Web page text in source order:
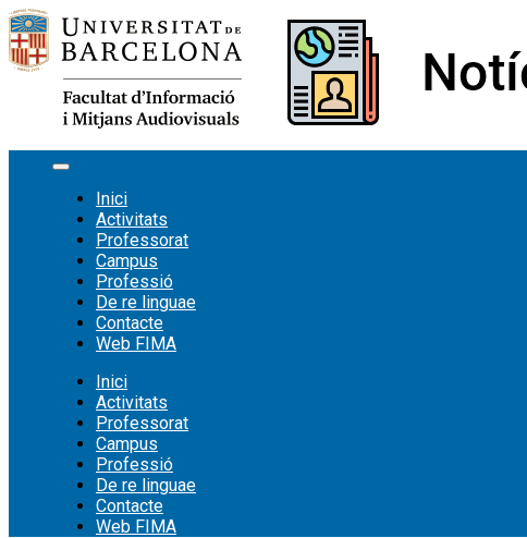
Vés
al
contingut
Inici
Activitats
Professorat
Campus
Professió
De re linguae
Contacte
Web FIMA
Inici
Activitats
Professorat
Campus
Professió
De re linguae
Contacte
Web FIMA